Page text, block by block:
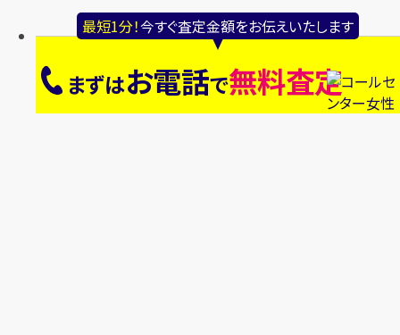
最短1分！今すぐ査定金額をお伝えいたします
まずはお電話で無料査定